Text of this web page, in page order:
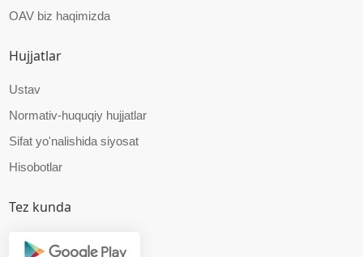
OAV biz haqimizda
Hujjatlar
Ustav
Normativ-huquqiy hujjatlar
Sifat yo'nalishida siyosat
Hisobotlar
Tez kunda